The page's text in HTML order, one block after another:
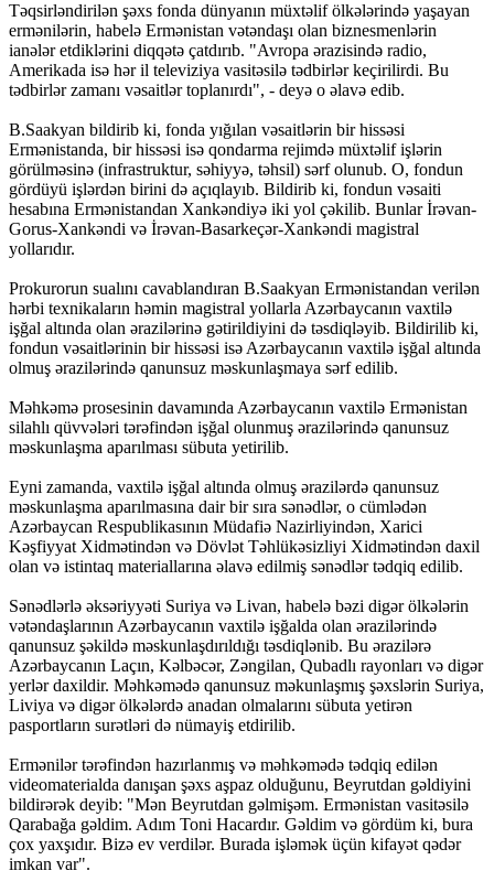
Təqsirləndirilən şəxs fonda dünyanın müxtəlif ölkələrində yaşayan
ermənilərin, habelə Ermənistan vətəndaşı olan biznesmenlərin
ianələr etdiklərini diqqətə çatdırıb. "Avropa ərazisində radio,
Amerikada isə hər il televiziya vasitəsilə tədbirlər keçirilirdi. Bu
tədbirlər zamanı vəsaitlər toplanırdı", - deyə o əlavə edib.
B.Saakyan bildirib ki, fonda yığılan vəsaitlərin bir hissəsi
Ermənistanda, bir hissəsi isə qondarma rejimdə müxtəlif işlərin
görülməsinə (infrastruktur, səhiyyə, təhsil) sərf olunub. O, fondun
gördüyü işlərdən birini də açıqlayıb. Bildirib ki, fondun vəsaiti
hesabına Ermənistandan Xankəndiyə iki yol çəkilib. Bunlar İrəvan-
Gorus-Xankəndi və İrəvan-Basarkeçər-Xankəndi magistral
yollarıdır.
Prokurorun sualını cavablandıran B.Saakyan Ermənistandan verilən
hərbi texnikaların həmin magistral yollarla Azərbaycanın vaxtilə
işğal altında olan ərazilərinə gətirildiyini də təsdiqləyib. Bildirilib ki,
fondun vəsaitlərinin bir hissəsi isə Azərbaycanın vaxtilə işğal altında
olmuş ərazilərində qanunsuz məskunlaşmaya sərf edilib.
Məhkəmə prosesinin davamında Azərbaycanın vaxtilə Ermənistan
silahlı qüvvələri tərəfindən işğal olunmuş ərazilərində qanunsuz
məskunlaşma aparılması sübuta yetirilib.
Eyni zamanda, vaxtilə işğal altında olmuş ərazilərdə qanunsuz
məskunlaşma aparılmasına dair bir sıra sənədlər, o cümlədən
Azərbaycan Respublikasının Müdafiə Nazirliyindən, Xarici
Kəşfiyyat Xidmətindən və Dövlət Təhlükəsizliyi Xidmətindən daxil
olan və istintaq materiallarına əlavə edilmiş sənədlər tədqiq edilib.
Sənədlərlə əksəriyyəti Suriya və Livan, habelə bəzi digər ölkələrin
vətəndaşlarının Azərbaycanın vaxtilə işğalda olan ərazilərində
qanunsuz şəkildə məskunlaşdırıldığı təsdiqlənib. Bu ərazilərə
Azərbaycanın Laçın, Kəlbəcər, Zəngilan, Qubadlı rayonları və digər
yerlər daxildir. Məhkəmədə qanunsuz məkunlaşmış şəxslərin Suriya,
Liviya və digər ölkələrdə anadan olmalarını sübuta yetirən
pasportların surətləri də nümayiş etdirilib.
Ermənilər tərəfindən hazırlanmış və məhkəmədə tədqiq edilən
videomaterialda danışan şəxs aşpaz olduğunu, Beyrutdan gəldiyini
bildirərək deyib: "Mən Beyrutdan gəlmişəm. Ermənistan vasitəsilə
Qarabağa gəldim. Adım Toni Hacardır. Gəldim və gördüm ki, bura
çox yaxşıdır. Bizə ev verdilər. Burada işləmək üçün kifayət qədər
imkan var".